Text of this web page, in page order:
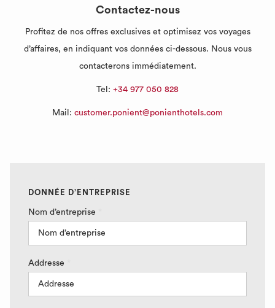
Contactez-nous
Profitez de nos offres exclusives et optimisez vos voyages
d’affaires, en indiquant vos données ci-dessous. Nous vous
contacterons immédiatement.
Tel: +34 977 050 828
Mail: customer.ponient@ponienthotels.com
DONNÉE D’ENTREPRISE
Nom d’entreprise
Addresse